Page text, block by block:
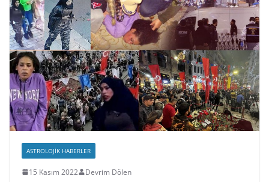
ASTROLOJIK HABERLER
15 Kasım 2022 Devrim Dölen